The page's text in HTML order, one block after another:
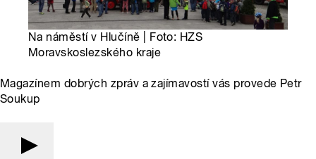
Na náměstí v Hlučíně | Foto: HZS
Moravskoslezského kraje
Magazínem dobrých zpráv a zajímavostí vás provede Petr
Soukup